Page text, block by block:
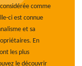
comme
ci est connue
et sa
En
les plus
le découvrir